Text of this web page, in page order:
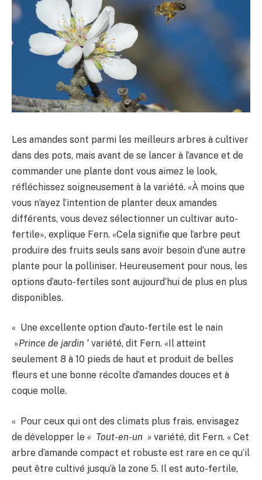
Les amandes sont parmi les meilleurs arbres à cultiver
dans des pots, mais avant de se lancer à l’avance et de
commander une plante dont vous aimez le look,
réfléchissez soigneusement à la variété. «À moins que
vous n’ayez l’intention de planter deux amandes
différents, vous devez sélectionner un cultivar auto-
fertile», explique Fern. «Cela signifie que l’arbre peut
produire des fruits seuls sans avoir besoin d’une autre
plante pour la polliniser. Heureusement pour nous, les
options d’auto-fertiles sont aujourd’hui de plus en plus
disponibles.
« Une excellente option d’auto-fertile est le nain
»Prince de jardin ‘ variété, dit Fern. «Il atteint
seulement 8 à 10 pieds de haut et produit de belles
fleurs et une bonne récolte d’amandes douces et à
coque molle.
« Pour ceux qui ont des climats plus frais, envisagez
de développer le « Tout-en-un » variété, dit Fern. « Cet
arbre d’amande compact et robuste est rare en ce qu’il
peut être cultivé jusqu’à la zone 5. Il est auto-fertile,